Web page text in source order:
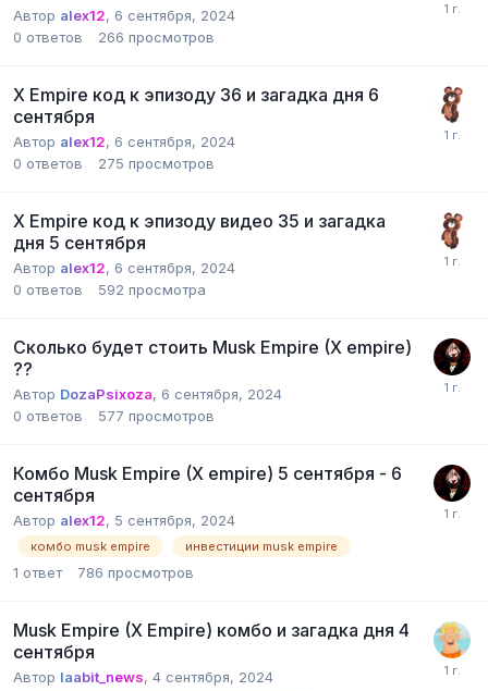
Автор alex12, 6 сентября, 2024
0 ответов 266 просмотров
X Empire код к эпизоду 36 и загадка дня 6
сентября
Автор alex12, 6 сентября, 2024
0 ответов 275 просмотров
X Empire код к эпизоду видео 35 и загадка
дня 5 сентября
Автор alex12, 6 сентября, 2024
0 ответов 592 просмотра
Сколько будет стоить Musk Empire (X empire)
??
Автор DozaPsixoza, 6 сентября, 2024
0 ответов 577 просмотров
Комбо Musk Empire (X empire) 5 сентября - 6
сентября
Автор alex12, 5 сентября, 2024
комбо musk empire инвестиции musk empire
1 ответ 786 просмотров
Musk Empire (X Empire) комбо и загадка дня 4
сентября
Автор laabit_news, 4 сентября, 2024